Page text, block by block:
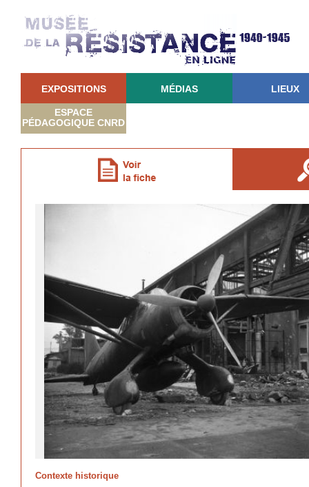
EXPOSITIONS MÉDIAS LIEUX
ESPACE
PÉDAGOGIQUE CNRD
Contexte historique